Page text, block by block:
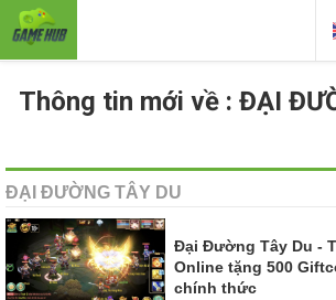
Thông tin mới về : ĐẠI
ĐẠI ĐƯỜNG TÂY DU
Đại Đường Tây Du -
Online tặng 500
chính thức